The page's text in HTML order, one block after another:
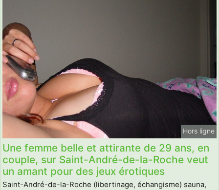
Hors ligne
Une femme belle et attirante de 29 ans, en
couple, sur Saint-André-de-la-Roche veut
un amant pour des jeux érotiques
Saint-André-de-la-Roche (libertinage, échangisme) sauna,